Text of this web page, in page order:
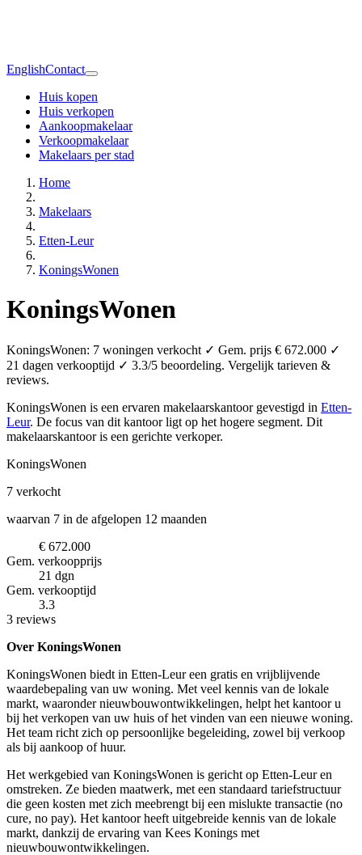
EnglishContact
Huis kopen
Huis verkopen
Aankoopmakelaar
Verkoopmakelaar
Makelaars per stad
Home
Makelaars
Etten-Leur
KoningsWonen
KoningsWonen
KoningsWonen: 7 woningen verkocht ✓ Gem. prijs € 672.000 ✓
21 dagen verkooptijd ✓ 3.3/5 beoordeling. Vergelijk tarieven &
reviews.
KoningsWonen is een ervaren makelaarskantoor gevestigd in Etten-
Leur. De focus van dit kantoor ligt op het hogere segment. Dit
makelaarskantoor is een gerichte verkoper.
KoningsWonen
7 verkocht
waarvan 7 in de afgelopen 12 maanden
€ 672.000
Gem. verkoopprijs
21 dgn
Gem. verkooptijd
3.3
3 reviews
Over KoningsWonen
KoningsWonen biedt in Etten-Leur een gratis en vrijblijvende
waardebepaling van uw woning. Met veel kennis van de lokale
markt, waaronder nieuwbouwontwikkelingen, helpt het kantoor u
bij het verkopen van uw huis of het vinden van een nieuwe woning.
Het team richt zich op persoonlijke begeleiding, zowel bij verkoop
als bij aankoop of huur.
Het werkgebied van KoningsWonen is gericht op Etten-Leur en
omstreken. Ze bieden maatwerk, met een standaard tariefstructuur
die geen kosten met zich meebrengt bij een mislukte transactie (no
cure, no pay). Het kantoor heeft uitgebreide kennis van de lokale
markt, dankzij de ervaring van Kees Konings met
nieuwbouwontwikkelingen.